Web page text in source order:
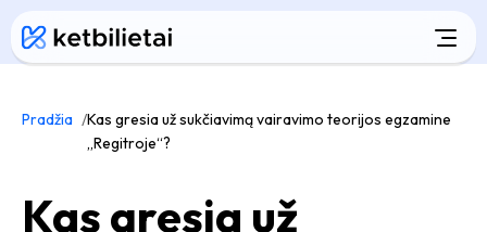
Pradžia
Kas gresia už sukčiavimą vairavimo teorijos egzamine
„Regitroje“?
Kas gresia už